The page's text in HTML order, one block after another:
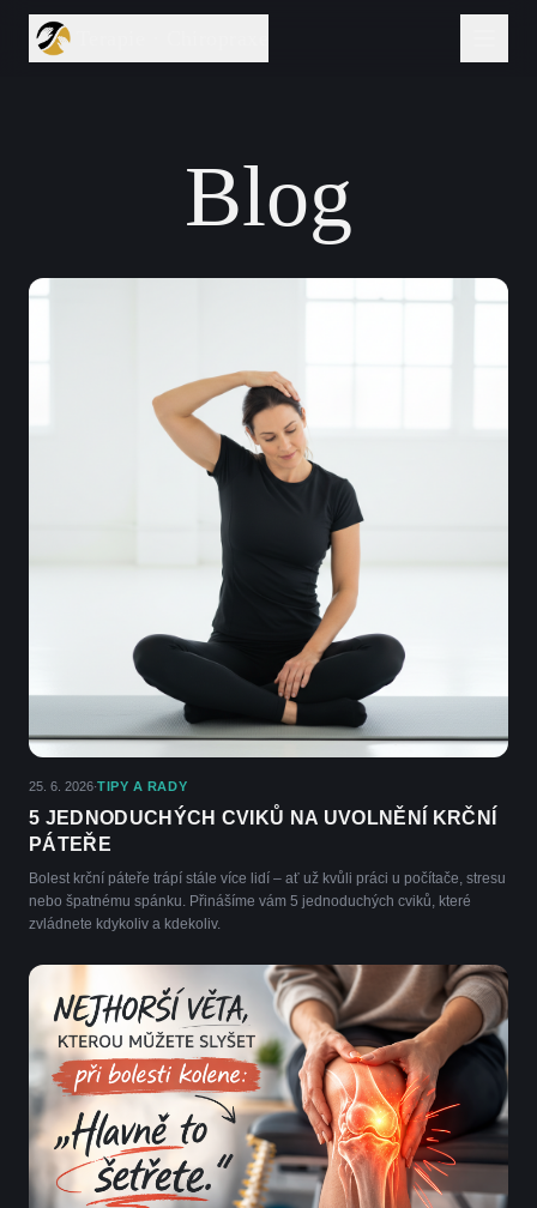
Blog
25. 6. 2026·TIPY A RADY
5 JEDNODUCHÝCH CVIKŮ NA UVOLNĚNÍ KRČNÍ
PÁTEŘE
Bolest krční páteře trápí stále více lidí – ať už kvůli práci u počítače, stresu
nebo špatnému spánku. Přinášíme vám 5 jednoduchých cviků, které
zvládnete kdykoliv a kdekoliv.